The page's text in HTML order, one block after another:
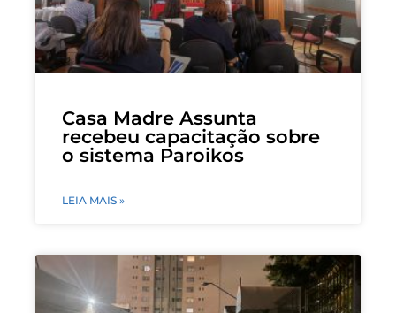
Casa Madre Assunta
recebeu capacitação sobre
o sistema Paroikos
LEIA MAIS »